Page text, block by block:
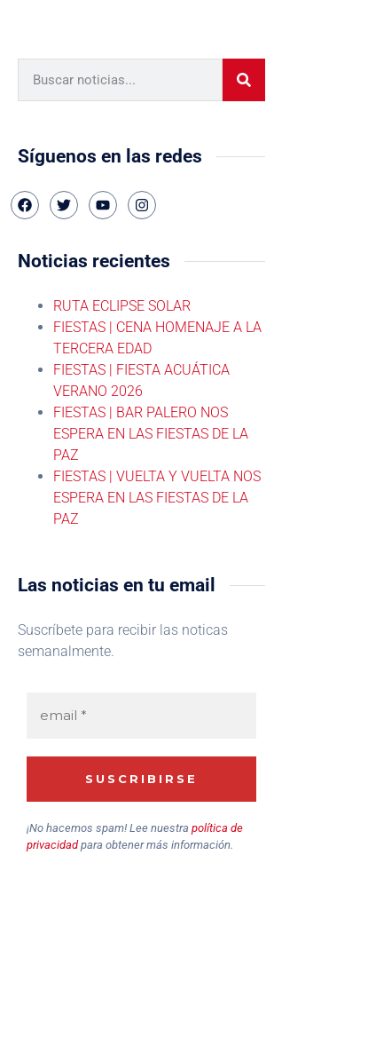
Síguenos en las redes
Noticias recientes
RUTA ECLIPSE SOLAR
FIESTAS | CENA HOMENAJE A LA
TERCERA EDAD
FIESTAS | FIESTA ACUÁTICA
VERANO 2026
FIESTAS | BAR PALERO NOS
ESPERA EN LAS FIESTAS DE LA
PAZ
FIESTAS | VUELTA Y VUELTA NOS
ESPERA EN LAS FIESTAS DE LA
PAZ
Las noticias en tu email
Suscríbete para recibir las noticas
semanalmente.
¡No hacemos spam! Lee nuestrapolítica de
privacidadpara obtener más información.